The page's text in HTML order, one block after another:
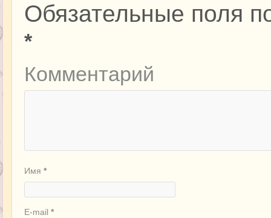
Обязательные поля
*
Комментарий
Имя *
E-mail *